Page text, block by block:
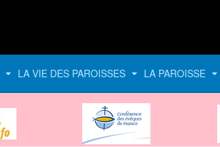
LA VIE DES PAROISSES LA PAROISSE